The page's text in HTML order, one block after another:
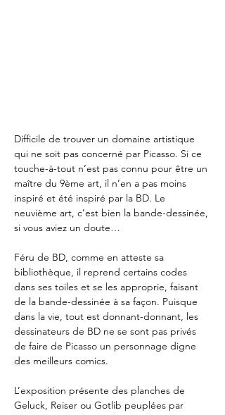
Difficile de trouver un domaine artistique
qui ne soit pas concerné par Picasso. Si ce
touche-à-tout n’est pas connu pour être un
maître du 9ème art, il n’en a pas moins
inspiré et été inspiré par la BD. Le
neuvième art, c’est bien la bande-dessinée,
si vous aviez un doute…
Féru de BD, comme en atteste sa
bibliothèque, il reprend certains codes
dans ses toiles et se les approprie, faisant
de la bande-dessinée à sa façon. Puisque
dans la vie, tout est donnant-donnant, les
dessinateurs de BD ne se sont pas privés
de faire de Picasso un personnage digne
des meilleurs comics.
L’exposition présente des planches de
Geluck, Reiser ou Gotlib peuplées par